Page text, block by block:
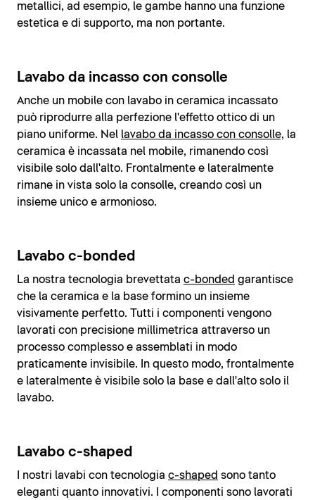
metallici, ad esempio, le gambe hanno una funzione
estetica e di supporto, ma non portante.
Lavabo da incasso con consolle
Anche un mobile con lavabo in ceramica incassato
può riprodurre alla perfezione l'effetto ottico di un
piano uniforme. Nel lavabo da incasso con consolle, la
ceramica è incassata nel mobile, rimanendo così
visibile solo dall'alto. Frontalmente e lateralmente
rimane in vista solo la consolle, creando così un
insieme unico e armonioso.
Lavabo c-bonded
La nostra tecnologia brevettata c-bonded garantisce
che la ceramica e la base formino un insieme
visivamente perfetto. Tutti i componenti vengono
lavorati con precisione millimetrica attraverso un
processo complesso e assemblati in modo
praticamente invisibile. In questo modo, frontalmente
e lateralmente è visibile solo la base e dall'alto solo il
lavabo.
Lavabo c-shaped
I nostri lavabi con tecnologia c-shaped sono tanto
eleganti quanto innovativi. I componenti sono lavorati